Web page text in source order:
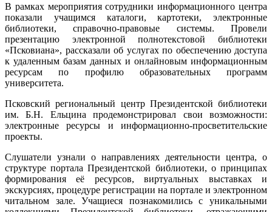
В рамках мероприятия сотрудники информационного центра
показали учащимся каталоги, картотеки, электронные
библиотеки, справочно-правовые системы. Провели
презентацию электронной полнотекстовой библиотеки
«Псковиана», рассказали об услугах по обеспечению доступа
к удаленным базам данных и онлайновым информационным
ресурсам по профилю образовательных программ
университета.
Псковский региональный центр Президентской библиотеки
им. Б.Н. Ельцина продемонстрировал свои возможности:
электронные ресурсы и информационно-просветительские
проекты.
Слушатели узнали о направлениях деятельности центра, о
структуре портала Президентской библиотеки, о принципах
формирования её ресурсов, виртуальных выставках и
экскурсиях, процедуре регистрации на портале и электронном
читальном зале. Учащиеся познакомились с уникальными